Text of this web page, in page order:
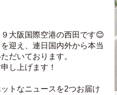
大阪国際空港の西田です😊
迎え、連日国内外から本当
だいております。
し上げます！
トなニュースを2つお届け